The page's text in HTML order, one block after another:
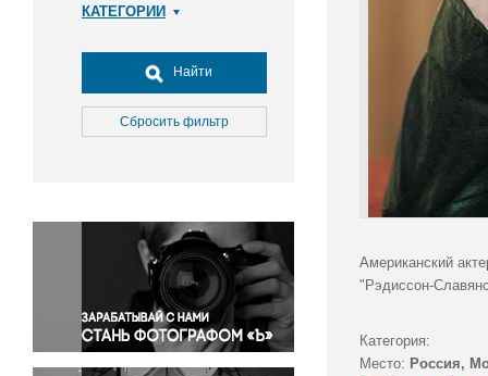
КАТЕГОРИИ
Досуг, туризм и отдых
Культура
Медицина
Окружающая среда
Политика
Правосудие
Происшествия и конфликты
Религия
Светская жизнь
Найти
Сбросить фильтр
Американский
"Рэдиссон-
Категория:
Место: Россия,